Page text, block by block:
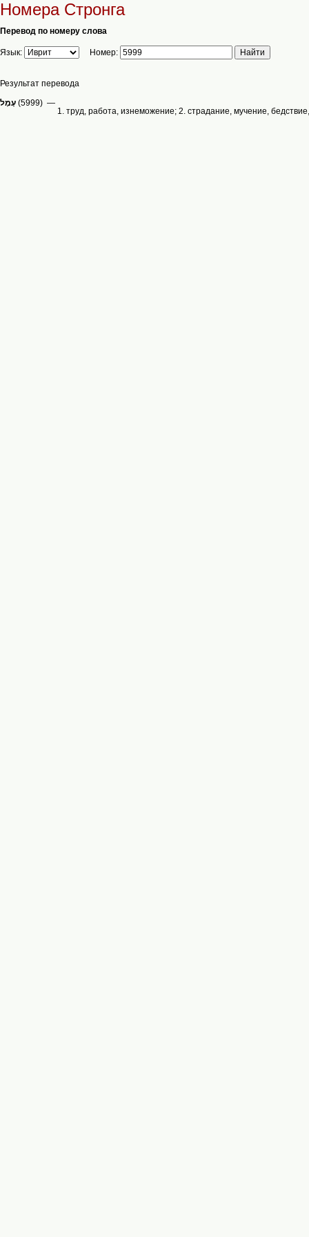
Номера Стронга
Перевод по номеру слова
Язык: Номер:
Результат перевода
(5999) —
1. труд, работа, изнеможение; 2. страдание, мучение,